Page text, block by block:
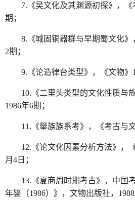
7.《吴文化及其渊源初探》，《
期；
8.《城固铜器群与早期蜀文化
2期；
9.《论造律台类型》，《文物》
10.《二里头类型的文化性质与
1986年6期；
11.《舉族族系考》，《考古与
12.《论文化因素分析方法》，
月4日；
13.《夏商周时期考古》，中国
年鉴（1986）》，文物出版社，1988